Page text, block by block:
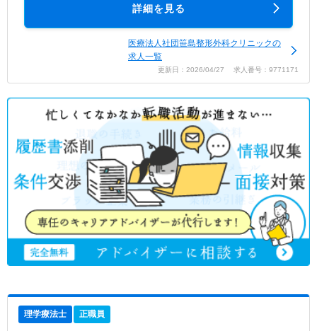
詳細を見る
医療法人社団笹島整形外科クリニックの
求人一覧
更新日：2026/04/27 求人番号：9771171
理学療法士 正職員